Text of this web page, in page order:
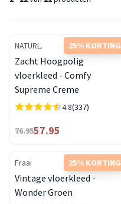
25% KORTING
NATURL.
Zacht Hoogpolig
vloerkleed - Comfy
Supreme Creme
4.8(337)
76.9557.95
25% KORTING
Fraai
Vintage vloerkleed -
Wonder Groen